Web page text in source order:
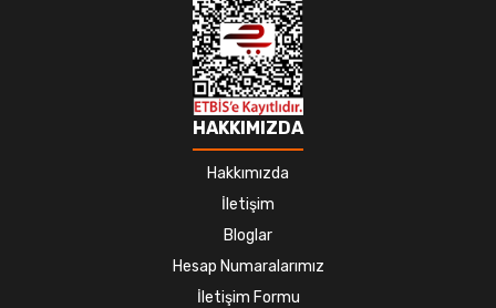
HAKKIMIZDA
Hakkımızda
İletişim
Bloglar
Hesap Numaralarımız
İletişim Formu